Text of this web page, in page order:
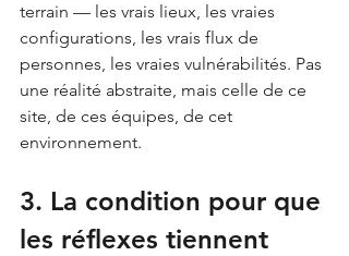
terrain — les vrais lieux, les vraies
configurations, les vrais flux de
personnes, les vraies vulnérabilités. Pas
une réalité abstraite, mais celle de ce
site, de ces équipes, de cet
environnement.
3. La condition pour que
les réflexes tiennent